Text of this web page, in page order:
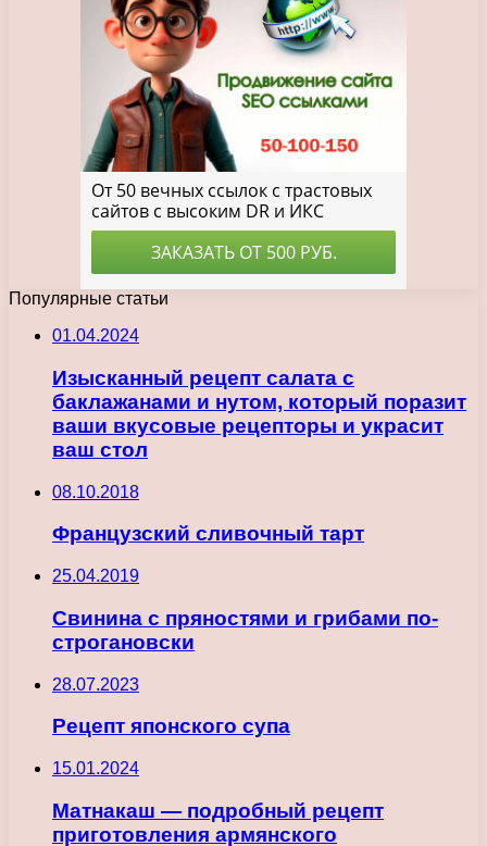
Популярные статьи
01.04.2024
Изысканный рецепт салата с
баклажанами и нутом, который поразит
ваши вкусовые рецепторы и украсит
ваш стол
08.10.2018
Французский сливочный тарт
25.04.2019
Cвинина с пряностями и грибами по-
строгановски
28.07.2023
Рецепт японского супа
15.01.2024
Матнакаш — подробный рецепт
приготовления армянского